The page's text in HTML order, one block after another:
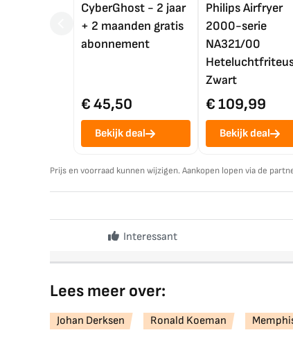
CyberGhost - 2 jaar
+ 2 maanden gratis
abonnement
€ 45,50
Bekijk deal
Philips Airfryer
2000-serie
NA321/00
Zwart
€ 109,99
Bekijk deal
Prijs en voorraad kunnen wijzigen. Aankopen lopen via de
Interessant
Lees meer over:
Johan Derksen Ronald Koeman